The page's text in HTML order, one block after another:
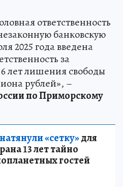
ответственность
банковскую
2025 года введена
за
лет лишения свободы
рублей», –
по Приморскому
«сетку»для
13 лет тайно
гостей